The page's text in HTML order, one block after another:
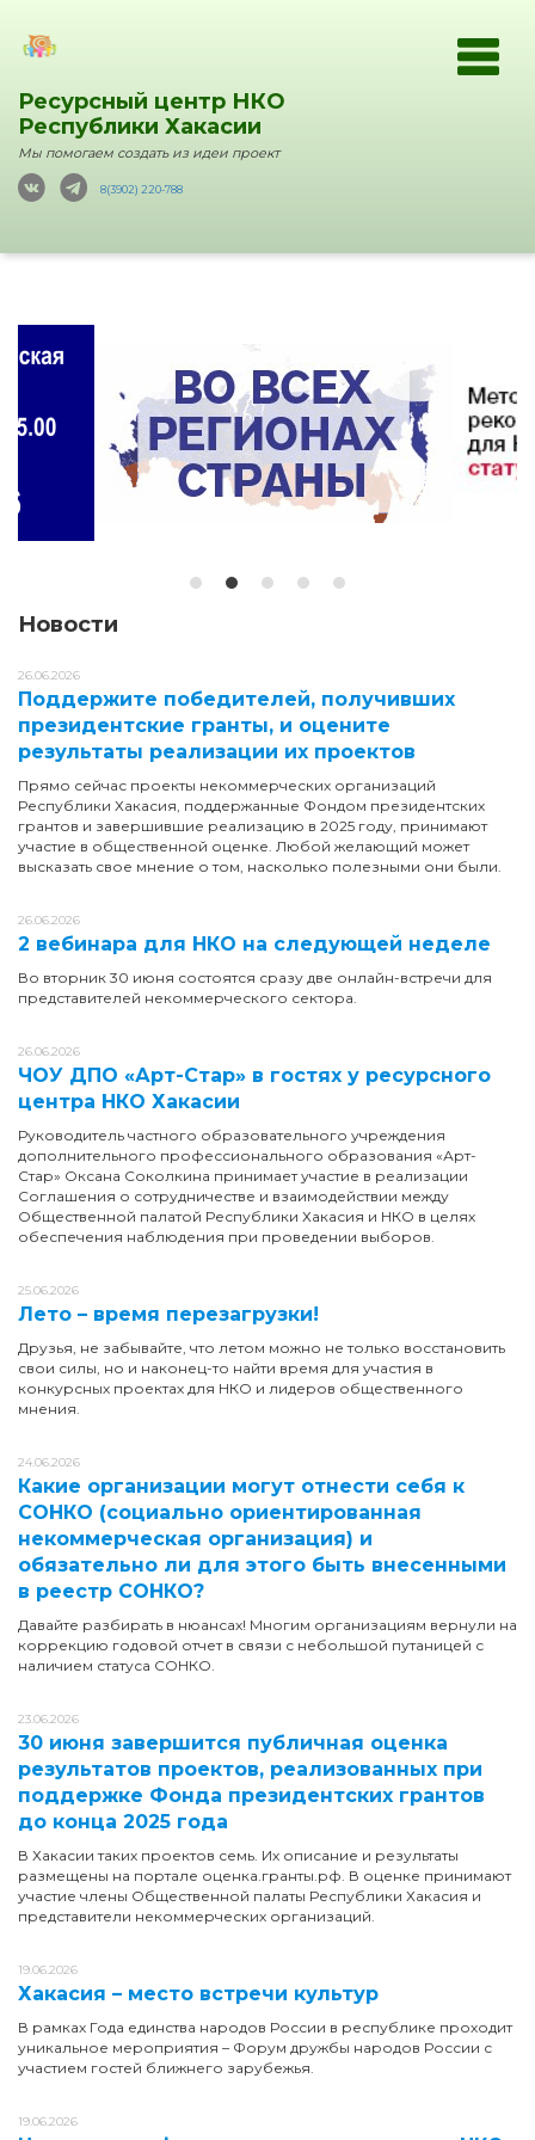
Ресурсный центр НКО
Республики Хакасии
Мы помогаем создать из идеи проект
8(3902) 220-788
Новости
26.06.2026
Поддержите победителей, получивших
президентские гранты, и оцените
результаты реализации их проектов
Прямо сейчас проекты некоммерческих организаций
Республики Хакасия, поддержанные Фондом президентских
грантов и завершившие реализацию в 2025 году, принимают
участие в общественной оценке. Любой желающий может
высказать свое мнение о том, насколько полезными они были.
26.06.2026
2 вебинара для НКО на следующей неделе
Во вторник 30 июня состоятся сразу две онлайн-встречи для
представителей некоммерческого сектора.
26.06.2026
ЧОУ ДПО «Арт-Стар» в гостях у ресурсного
центра НКО Хакасии
Руководитель частного образовательного учреждения
дополнительного профессионального образования «Арт-
Стар» Оксана Соколкина принимает участие в реализации
Соглашения о сотрудничестве и взаимодействии между
Общественной палатой Республики Хакасия и НКО в целях
обеспечения наблюдения при проведении выборов.
25.06.2026
Лето – время перезагрузки!
Друзья, не забывайте, что летом можно не только восстановить
свои силы, но и наконец-то найти время для участия в
конкурсных проектах для НКО и лидеров общественного
мнения.
24.06.2026
Какие организации могут отнести себя к
СОНКО (социально ориентированная
некоммерческая организация) и
обязательно ли для этого быть внесенными
в реестр СОНКО?
Давайте разбирать в нюансах! Многим организациям вернули на
коррекцию годовой отчет в связи с небольшой путаницей с
наличием статуса СОНКО.
23.06.2026
30 июня завершится публичная оценка
результатов проектов, реализованных при
поддержке Фонда президентских грантов
до конца 2025 года
В Хакасии таких проектов семь. Их описание и результаты
размещены на портале оценка.гранты.рф. В оценке принимают
участие члены Общественной палаты Республики Хакасия и
представители некоммерческих организаций.
19.06.2026
Хакасия – место встречи культур
В рамках Года единства народов России в республике проходит
уникальное мероприятия – Форум дружбы народов России с
участием гостей ближнего зарубежья.
19.06.2026